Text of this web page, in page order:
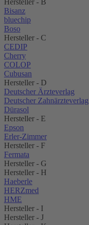
Hersteller - B
Bisanz
bluechip
Boso
Hersteller - C
CEDIP
Cherry
COLOP
Cubusan
Hersteller - D
Deutscher Ärzteverlag
Deutscher Zahnärzteverlag
Dürasol
Hersteller - E
Epson
Erler-Zimmer
Hersteller - F
Fermata
Hersteller - G
Hersteller - H
Haeberle
HERZmed
HME
Hersteller - I
Hersteller - J